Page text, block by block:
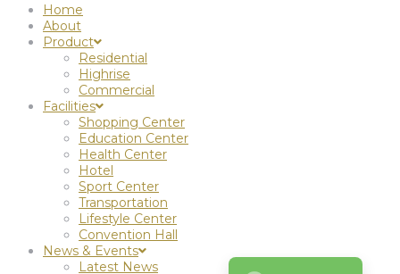
Home
About
Product
Residential
Highrise
Commercial
Facilities
Shopping Center
Education Center
Health Center
Hotel
Sport Center
Transportation
Lifestyle Center
Convention Hall
News & Events
Latest News